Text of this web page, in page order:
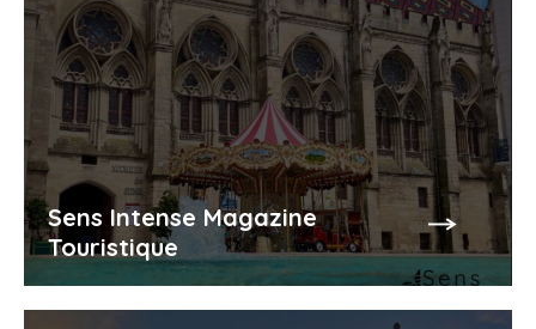
Sens Intense Magazine
Touristique